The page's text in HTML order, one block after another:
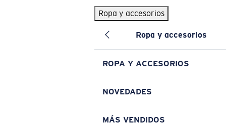
Ropa y accesorios
Ropa y accesorios
ROPA Y ACCESORIOS
NOVEDADES
MÁS VENDIDOS